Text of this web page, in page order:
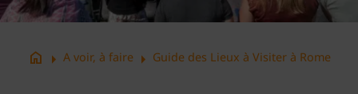
home arrow_right A voir, à fairearrow_right Guide des Lieux à Visiter à Rome